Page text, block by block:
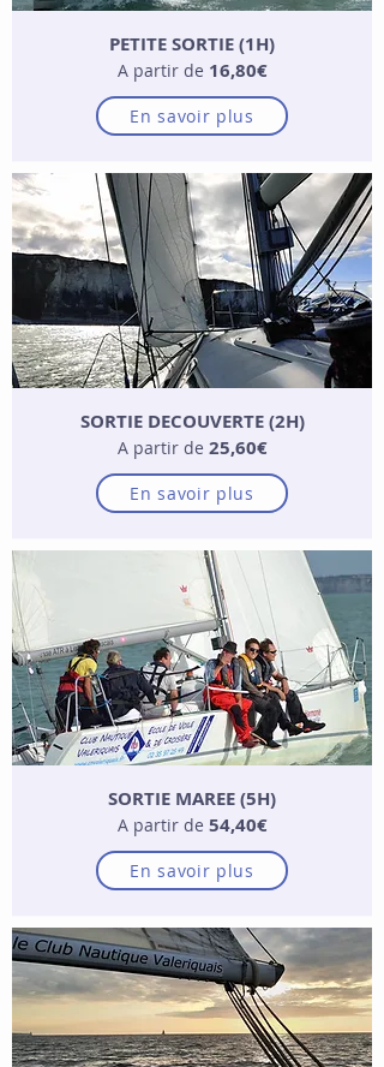
PETITE SORTIE (1H)
A partir de 16,80€
En savoir plus
SORTIE DECOUVERTE (2H)
A partir de 25,60€
En savoir plus
SORTIE MAREE (5H)
A partir de 54,40€
En savoir plus